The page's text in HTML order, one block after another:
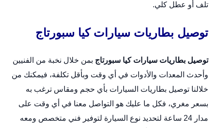
تلف أو عطل كلي.
توصيل بطاريات سيارات كيا سبورتاج
توصيل بطاريات سيارات كيا سبورتاج بمن خلال نخبة من الفنيين
وأحدث المعدات والأدوات في أي وقت وبأقل تكلفة، فيمكنك من
خلالنا توصيل بطاريات السيارات بأي حجم ومقاس ترغب به
بسعر مغري، فكل ما عليك هو التواصل معنا في أي وقت على
مدار 24 ساعة لتحديد نوع السيارة لتوفير فني متخصص ومعه